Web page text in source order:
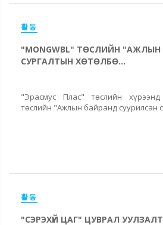
활동
"MONGWBL" ТӨСЛИЙН
СУРГАЛТЫН ХӨТӨЛБӨ...
"Эрасмус Плас" төслийн
төслийн "Ажлын байранд суурилсан
활동
"СЭРЭХҮЙ ЦАГ" ЦУВРАЛ